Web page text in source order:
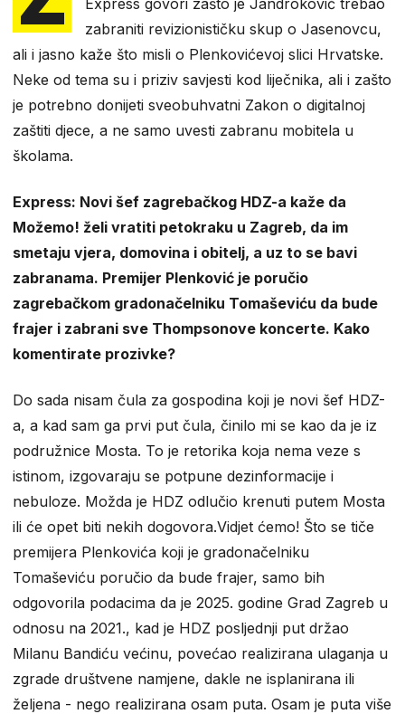
zabraniti revizionističku skup o Jasenovcu,
ali i jasno kaže što misli o Plenkovićevoj slici Hrvatske.
Neke od tema su i priziv savjesti kod liječnika, ali i zašto
je potrebno donijeti sveobuhvatni Zakon o digitalnoj
zaštiti djece, a ne samo uvesti zabranu mobitela u
školama.
Express: Novi šef zagrebačkog HDZ-a kaže da
Možemo! želi vratiti petokraku u Zagreb, da im
smetaju vjera, domovina i obitelj, a uz to se bavi
zabranama. Premijer Plenković je poručio
zagrebačkom gradonačelniku Tomaševiću da bude
frajer i zabrani sve Thompsonove koncerte. Kako
komentirate prozivke?
Do sada nisam čula za gospodina koji je novi šef HDZ-
a, a kad sam ga prvi put čula, činilo mi se kao da je iz
podružnice Mosta. To je retorika koja nema veze s
istinom, izgovaraju se potpune dezinformacije i
nebuloze. Možda je HDZ odlučio krenuti putem Mosta
ili će opet biti nekih dogovora.Vidjet ćemo! Što se tiče
premijera Plenkovića koji je gradonačelniku
Tomaševiću poručio da bude frajer, samo bih
odgovorila podacima da je 2025. godine Grad Zagreb u
odnosu na 2021., kad je HDZ posljednji put držao
Milanu Bandiću većinu, povećao realizirana ulaganja u
zgrade društvene namjene, dakle ne isplanirana ili
željena - nego realizirana osam puta. Osam je puta više